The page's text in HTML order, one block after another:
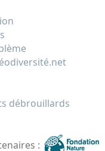
débrouillards
: